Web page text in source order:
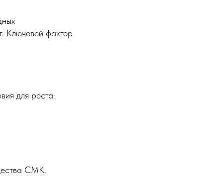
Ключевой фактор
для роста:
СМК.